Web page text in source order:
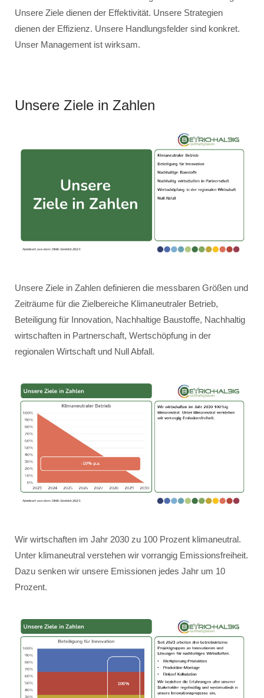
Unsere Ziele dienen der Effektivität. Unsere Strategien
dienen der Effizienz. Unsere Handlungsfelder sind konkret.
Unser Management ist wirksam.
Unsere Ziele in Zahlen
Unsere Ziele in Zahlen definieren die messbaren Größen und
Zeiträume für die Zielbereiche Klimaneutraler Betrieb,
Beteiligung für Innovation, Nachhaltige Baustoffe, Nachhaltig
wirtschaften in Partnerschaft, Wertschöpfung in der
regionalen Wirtschaft und Null Abfall.
Wir wirtschaften im Jahr 2030 zu 100 Prozent klimaneutral.
Unter klimaneutral verstehen wir vorrangig Emissionsfreiheit.
Dazu senken wir unsere Emissionen jedes Jahr um 10
Prozent.